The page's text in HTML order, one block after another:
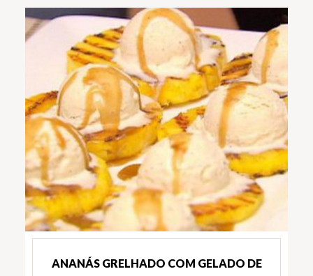
ANANÁS GRELHADO COM GELADO DE